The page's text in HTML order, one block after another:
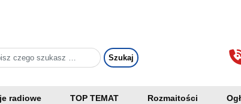
radiowe TOP TEMAT Rozmaitości